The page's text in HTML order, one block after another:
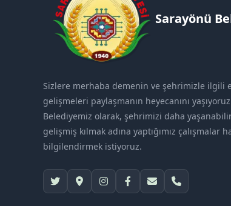
Sarayönü
Sizlere merhaba demenin ve şehrimizle ilgili
gelişmeleri paylaşmanın heyecanını
Belediyemiz olarak, şehrimizi daha
gelişmiş kılmak adına yaptığımız çalışmalar
bilgilendirmek istiyoruz.